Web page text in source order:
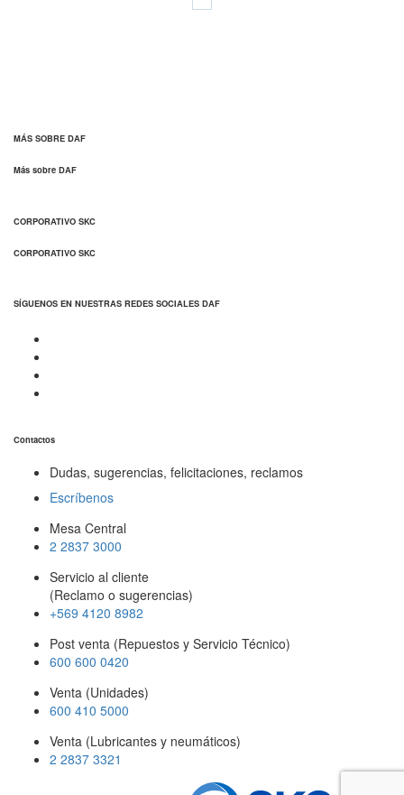
MÁS SOBRE DAF
Más sobre DAF
CORPORATIVO SKC
CORPORATIVO SKC
SÍGUENOS EN NUESTRAS REDES SOCIALES DAF
Contactos
Dudas, sugerencias, felicitaciones, reclamos
Escríbenos
Mesa Central
2 2837 3000
Servicio al cliente
(Reclamo o sugerencias)
+569 4120 8982
Post venta (Repuestos y Servicio Técnico)
600 600 0420
Venta (Unidades)
600 410 5000
Venta (Lubricantes y neumáticos)
2 2837 3321